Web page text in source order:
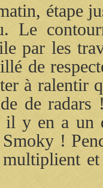
étape
Le
par les
de
à ralentir
de
il y en a un
Smoky !
multiplient